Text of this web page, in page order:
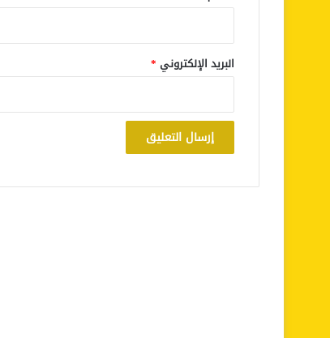
البريد الإلكتروني *